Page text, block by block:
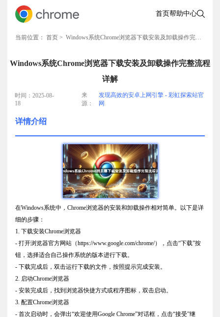
首页帮助中心
当前位置： 首页 > Windows系统Chrome浏览器下载安装及卸载操作完整流程详解
Windows系统Chrome浏览器下载安装及卸载操作完整流程
详解
时间：2025-08-
18
来
源：
发现高效的安卓上网引擎 - 彩虹探索站官
网
详情介绍
在Windows系统中，Chrome浏览器的安装和卸载操作相对简单。以下是详
细的步骤：
1. 下载安装Chrome浏览器
- 打开浏览器官方网站（https://www.google.com/chrome/），点击“下载”按
钮，选择适合自己操作系统的版本进行下载。
- 下载完成后，双击运行下载的文件，按照提示完成安装。
2. 启动Chrome浏览器
- 安装完成后，找到浏览器快捷方式或程序图标，双击启动。
3. 配置Chrome浏览器
- 首次启动时，会弹出“欢迎使用Google Chrome”对话框，点击“接受”继